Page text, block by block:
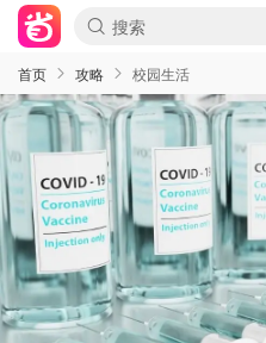
首页 攻略 校园生活